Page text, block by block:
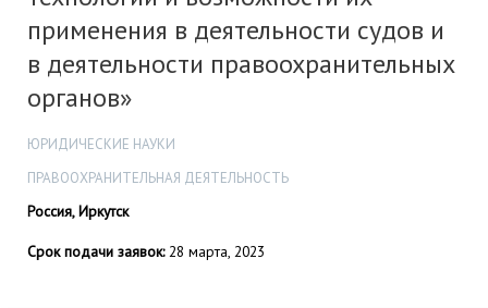
применения в деятельности судов и
в деятельности правоохранительных
органов»
ЮРИДИЧЕСКИЕ НАУКИ
ПРАВООХРАНИТЕЛЬНАЯ ДЕЯТЕЛЬНОСТЬ
Россия, Иркутск
Срок подачи заявок:28 марта, 2023